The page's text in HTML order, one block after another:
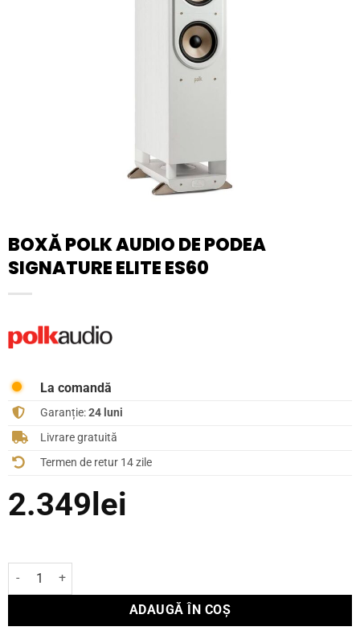
BOXĂ POLK AUDIO DE PODEA
SIGNATURE ELITE ES60
La comandă
Garanție:24 luni
Livrare gratuită
Termen de retur 14 zile
2.349lei
Cantitate Boxă Polk Audio de podea Signature Elite ES60
ADAUGĂ ÎN COȘ